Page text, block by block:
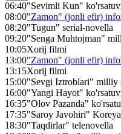
06:40"Sevimli Kun"
08:00"Zamon" (jonli efir)
08:20"Tugun" serial-novella
09:20"Senga Muhtojman"
10:05Xorij filmi
13:00"Zamon" (jonli efir)
13:15Xorij filmi
15:00"Sevgi Iztroblari" milliy
16:00"Yangi Hayot"
16:35"Olov Pazanda"
17:35"Saroy Javohiri"
18:30"Taqdirlar" telenovella